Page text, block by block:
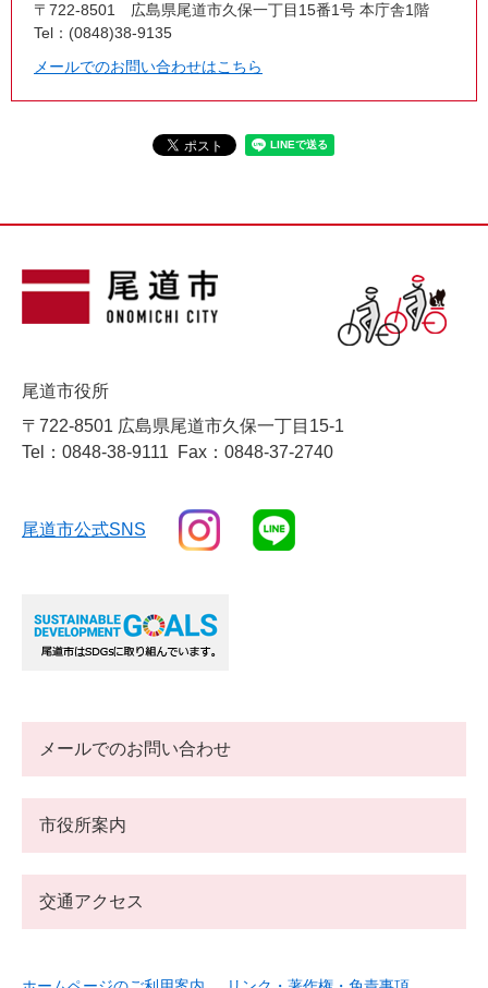
〒722-8501
広島県尾道市久保一丁目15番1号 本庁舎1階
Tel：(0848)38-9135
メールでのお問い合わせはこちら
尾道市役所
〒722-8501 広島県尾道市久保一丁目15-1
Tel：0848-38-9111
Fax：0848-37-2740
尾道市公式SNS
メールでのお問い合わせ
市役所案内
交通アクセス